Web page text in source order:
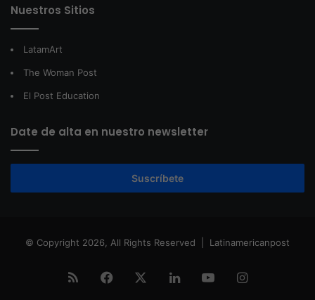
Nuestros Sitios
LatamArt
The Woman Post
El Post Education
Date de alta en nuestro newsletter
Suscríbete
© Copyright 2026, All Rights Reserved | Latinamericanpost
RSS Facebook LinkedInYouTubeInstagram